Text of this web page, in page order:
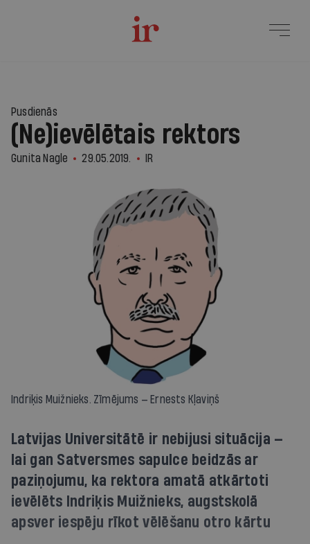
Pusdienās
(Ne)ievēlētais rektors
Gunita Nagle 29.05.2019. IR
Indriķis Muižnieks. Zīmējums — Ernests Kļaviņš
Latvijas Universitātē ir nebijusi situācija —
lai gan Satversmes sapulce beidzās ar
paziņojumu, ka rektora amatā atkārtoti
ievēlēts Indriķis Muižnieks, augstskolā
apsver iespēju rīkot vēlēšanu otro kārtu